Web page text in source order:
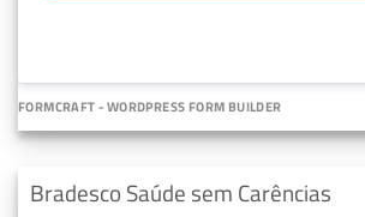
FORMCRAFT - WORDPRESS FORM BUILDER
Bradesco Saúde sem Carências